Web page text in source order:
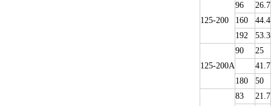
125-200
96
26.7
160
44.4
192
53.3
125-200A
90
25
41.7
180
50
83
21.7